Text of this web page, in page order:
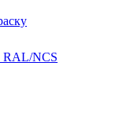
RAL/NCS